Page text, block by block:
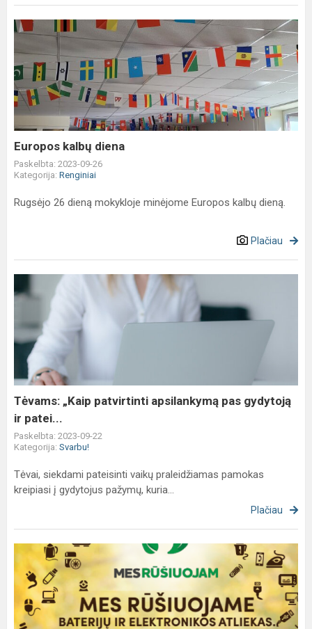
Europos
diena
Europos kalbų diena
Paskelbta: 2023-09-26
Kategorija: Renginiai
Rugsėjo 26 dieną mokykloje minėjome Europos kalbų dieną.
Plačiau
„Kaip
patvirtinti
apsilankymą
pas
gydytoją
ir
patei...
Tėvams: „Kaip patvirtinti apsilankymą pas gydytoją
ir patei...
Paskelbta: 2023-09-22
Kategorija: Svarbu!
Tėvai, siekdami pateisinti vaikų praleidžiamas pamokas
kreipiasi į gydytojus pažymų, kuria...
Plačiau
Rūšiuokime
šiukšles
ir
saugokime
gamtą!